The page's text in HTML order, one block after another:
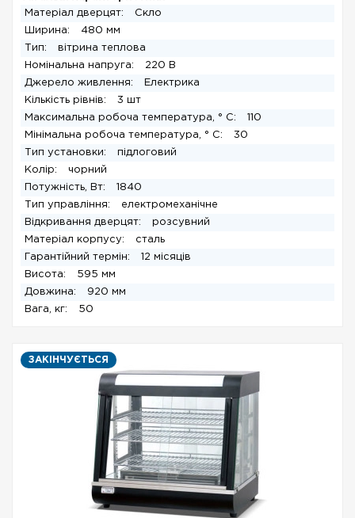
Матеріал дверцят:
Скло
Ширина:
480 мм
Тип:
вітрина теплова
Номінальна напруга:
220 В
Джерело живлення:
Електрика
Кількість рівнів:
3 шт
Максимальна робоча температура, ° C:
110
Мінімальна робоча температура, ° C:
30
Тип установки:
підлоговий
Колір:
чорний
Потужність, Вт:
1840
Тип управління:
електромеханічне
Відкривання дверцят:
розсувний
Матеріал корпусу:
сталь
Гарантійний термін:
12 місяців
Висота:
595 мм
Довжина:
920 мм
Вага, кг:
50
ЗАКІНЧУЄТЬСЯ